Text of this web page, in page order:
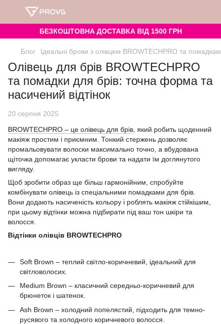
БЕЗКОШТОВНА ДОСТАВКА ВІД 1500 ГРН
Блог Ідеальні брови з олівцем BROWTECHPRO та
Олівець для брів BROWTECHPRO
та помадки для брів: точна форма та
насичений відтінок
20 серпня 2025
BROWTECHPRO – це олівець для брів , який робить щоденний
макіяж простим і приємним. Тонкий стержень дозволяє
промальовувати волоски максимально точно, а вбудована
щіточка допомагає укласти брови та надати їм доглянутого
вигляду.
Щоб зробити образ ще більш гармонійним, спробуйте
комбінувати олівець із спеціальними помадками для брів.
Вони додають насиченість кольору і роблять макіяж стійкішим,
при цьому відтінки можна підбирати під ваш тон шкіри та
волосся.
Відтінки олівців BROWTECHPRO
Soft Brown – теплий світло-коричневий, ідеальний для
світловолосих.
Medium Brown – класичний середньо-коричневий для
брюнеток і шатенок.
Ash Brown – холодний попелястий, підходить для темно-
русявого та холодного коричневого волосся.